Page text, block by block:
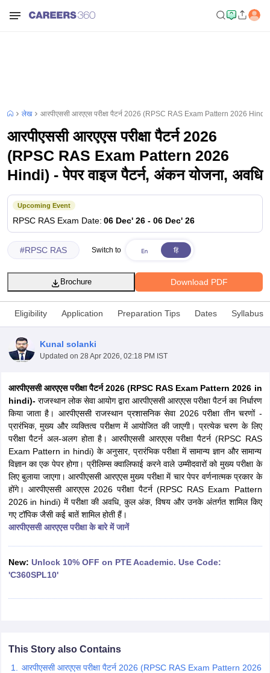
Exam Dates
Exam Dates
IBPS Clerk Exam Dates
IBPS RRB Exam Dates
CGL Answer key
SSC CHSL Exam Dates
Constable Cutoff SSC GD Constable Syllabus
AFCAT Exam Dates
RRB NTPC Exam patternRRB NTPC Answer key
लेख आरपीएससी आरएएस परीक्षा पैटर्न 2026 (RPSC RAS Exam Pattern 2026 Hindi)
आरपीएससी आरएएस परीक्षा पैटर्न 2026
(RPSC RAS Exam Pattern 2026
Hindi) - पेपर वाइज पैटर्न, अंकन योजना, अवधि
Upcoming Event
RPSC RAS Exam Date: 06 Dec' 26 - 06 Dec' 26
#RPSC RAS Switch to
Download PDF
Brochure
Eligibility Application Preparation Tips Dates Syllabus
Kunal solanki
Updated on 28 Apr 2026, 02:18 PM IST
आरपीएससी आरएएस परीक्षा पैटर्न 2026 (RPSC RAS Exam Pattern 2026 in
hindi)-राजस्थान लोक सेवा आयोग द्वारा आरपीएससी आरएएस परीक्षा पैटर्न का निर्धारण
किया जाता है। आरपीएससी राजस्थान प्रशासनिक सेवा 2026 परीक्षा तीन चरणों -
प्रारंभिक, मुख्य और व्यक्तित्व परीक्षण में आयोजित की जाएगी। प्रत्येक चरण के लिए
परीक्षा पैटर्न अल-अलग होता है। आरपीएससी आरएएस परीक्षा पैटर्न (RPSC RAS
Exam Pattern in hindi) के अनुसार, प्रारंभिक परीक्षा में सामान्य ज्ञान और सामान्य
विज्ञान का एक पेपर होगा। प्रीलिम्स क्वालिफाई करने वाले उम्मीदवारों को मुख्य परीक्षा के
लिए बुलाया जाएगा। आरपीएससी आरएएस मुख्य परीक्षा में चार पेपर वर्णनात्मक प्रकार के
होंगे। आरपीएससी आरएएस 2026 परीक्षा पैटर्न (RPSC RAS Exam Pattern
2026 in hindi) में परीक्षा की अवधि, कुल अंक, विषय और उनके अंतर्गत शामिल किए
गए टॉपिक जैसी कई बातें शामिल होती हैं।
आरपीएससी आरएएस परीक्षा के बारे में जानें
New: Unlock 10% OFF on PTE Academic. Use Code:
'C360SPL10'
This Story also Contains
आरपीएससी आरएएस परीक्षा पैटर्न 2026 (RPSC RAS Exam Pattern 2026